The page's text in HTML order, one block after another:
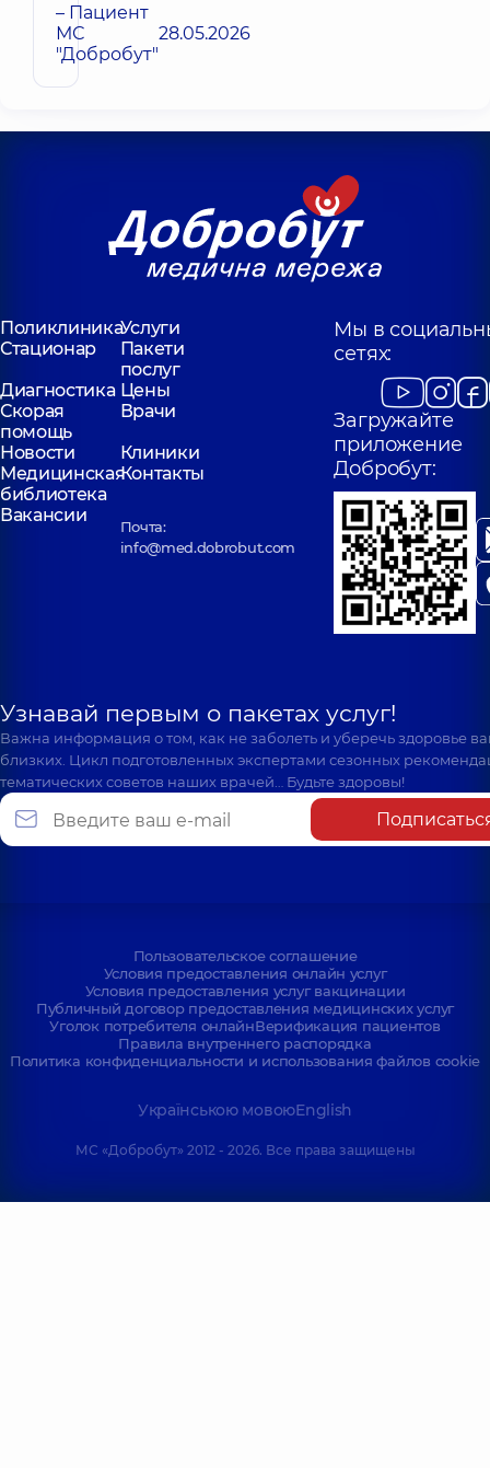
– Пациент
МС
"Добробут"
28.05.2026
ПоликлиникаУслуги
Стационар
Пакети
послуг
Диагностика Цены
Скорая
помощь
Врачи
Новости
Клиники
Медицинская
библиотека
Контакты
Вакансии
Почта:
info@med.dobrobut.com
Мы в
сетях:
Загружайте
приложение
Добробут:
Узнавай первым о пакетах услуг!
Важна информация о том, как не заболеть и уберечь здоровье
близких. Цикл подготовленных экспертами сезонных
тематических советов наших врачей… Будьте здоровы!
Пользовательское соглашение
Условия предоставления онлайн услуг
Условия предоставления услуг вакцинации
Публичный договор предоставления медицинских услуг
Уголок потребителя онлайнВерификация пациентов
Правила внутреннего распорядка
Политика конфиденциальности и использования файлов cookie
Українською мовоюEnglish
МС «Добробут» 2012 - 2026. Все права защищены